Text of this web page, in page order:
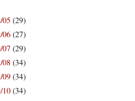
05 (29)
06(27)
07 (29)
08 (34)
09(34)
10(34)